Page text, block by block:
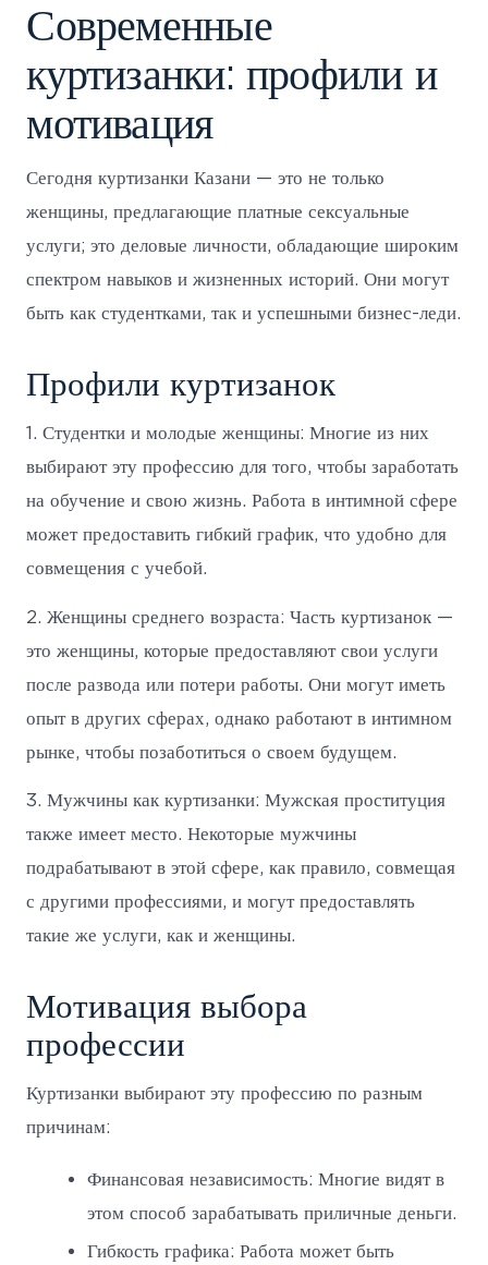
Современные
куртизанки: профили и
мотивация
Сегодня куртизанки Казани — это не только
женщины, предлагающие платные сексуальные
услуги; это деловые личности, обладающие широким
спектром навыков и жизненных историй. Они могут
быть как студентками, так и успешными бизнес-леди.
Профили куртизанок
1. Студентки и молодые женщины: Многие из них
выбирают эту профессию для того, чтобы заработать
на обучение и свою жизнь. Работа в интимной сфере
может предоставить гибкий график, что удобно для
совмещения с учебой.
2. Женщины среднего возраста: Часть куртизанок —
это женщины, которые предоставляют свои услуги
после развода или потери работы. Они могут иметь
опыт в других сферах, однако работают в интимном
рынке, чтобы позаботиться о своем будущем.
3. Мужчины как куртизанки: Мужская проституция
также имеет место. Некоторые мужчины
подрабатывают в этой сфере, как правило, совмещая
с другими профессиями, и могут предоставлять
такие же услуги, как и женщины.
Мотивация выбора
профессии
Куртизанки выбирают эту профессию по разным
причинам:
Финансовая независимость: Многие видят в
этом способ зарабатывать приличные деньги.
Гибкость графика: Работа может быть